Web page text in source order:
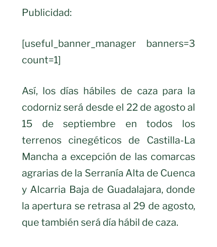
Publicidad:
[useful_banner_manager banners=3
count=1]
Así, los días hábiles de caza para la
codorniz será desde el 22 de agosto al
15 de septiembre en todos los
terrenos cinegéticos de Castilla-La
Mancha a excepción de las comarcas
agrarias de la Serranía Alta de Cuenca
y Alcarria Baja de Guadalajara, donde
la apertura se retrasa al 29 de agosto,
que también será día hábil de caza.